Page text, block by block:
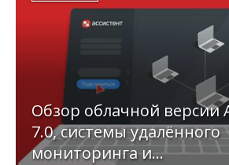
Обзор облачной версии
7.0, системы удалённого
мониторинга и...